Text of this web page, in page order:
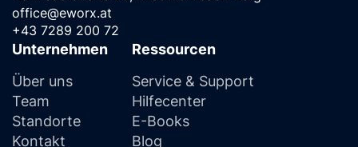
office@eworx.at
+43 7289 200 72
Unternehmen
Über uns
Team
Standorte
Kontakt
Ressourcen
Service & Support
Hilfecenter
E-Books
Blog